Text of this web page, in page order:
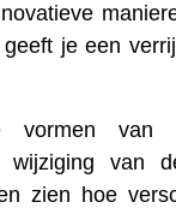
je een
vormen
wijziging van
zien hoe